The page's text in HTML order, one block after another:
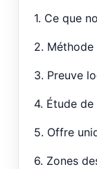
1. Ce que
2.
3. Preuve
4. Étude
5. Offre
6. Zones